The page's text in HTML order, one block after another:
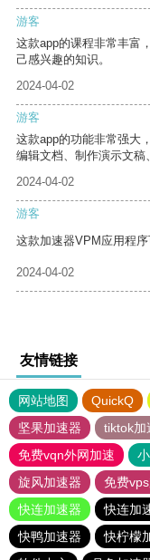
游客
这款app的课程非常丰富
己感兴趣的知识。
2024-04-02
游客
这款app的功能非常强大
编辑文档、制作演示文稿
2024-04-02
游客
这款加速器VPM应用程
2024-04-02
友情链接
网站地图 QuickQ
坚果加速器
tiktok加
免费vqn外网加速
旋风加速器
免费
快连加速器
快连加
快鸭加速器
快柠檬